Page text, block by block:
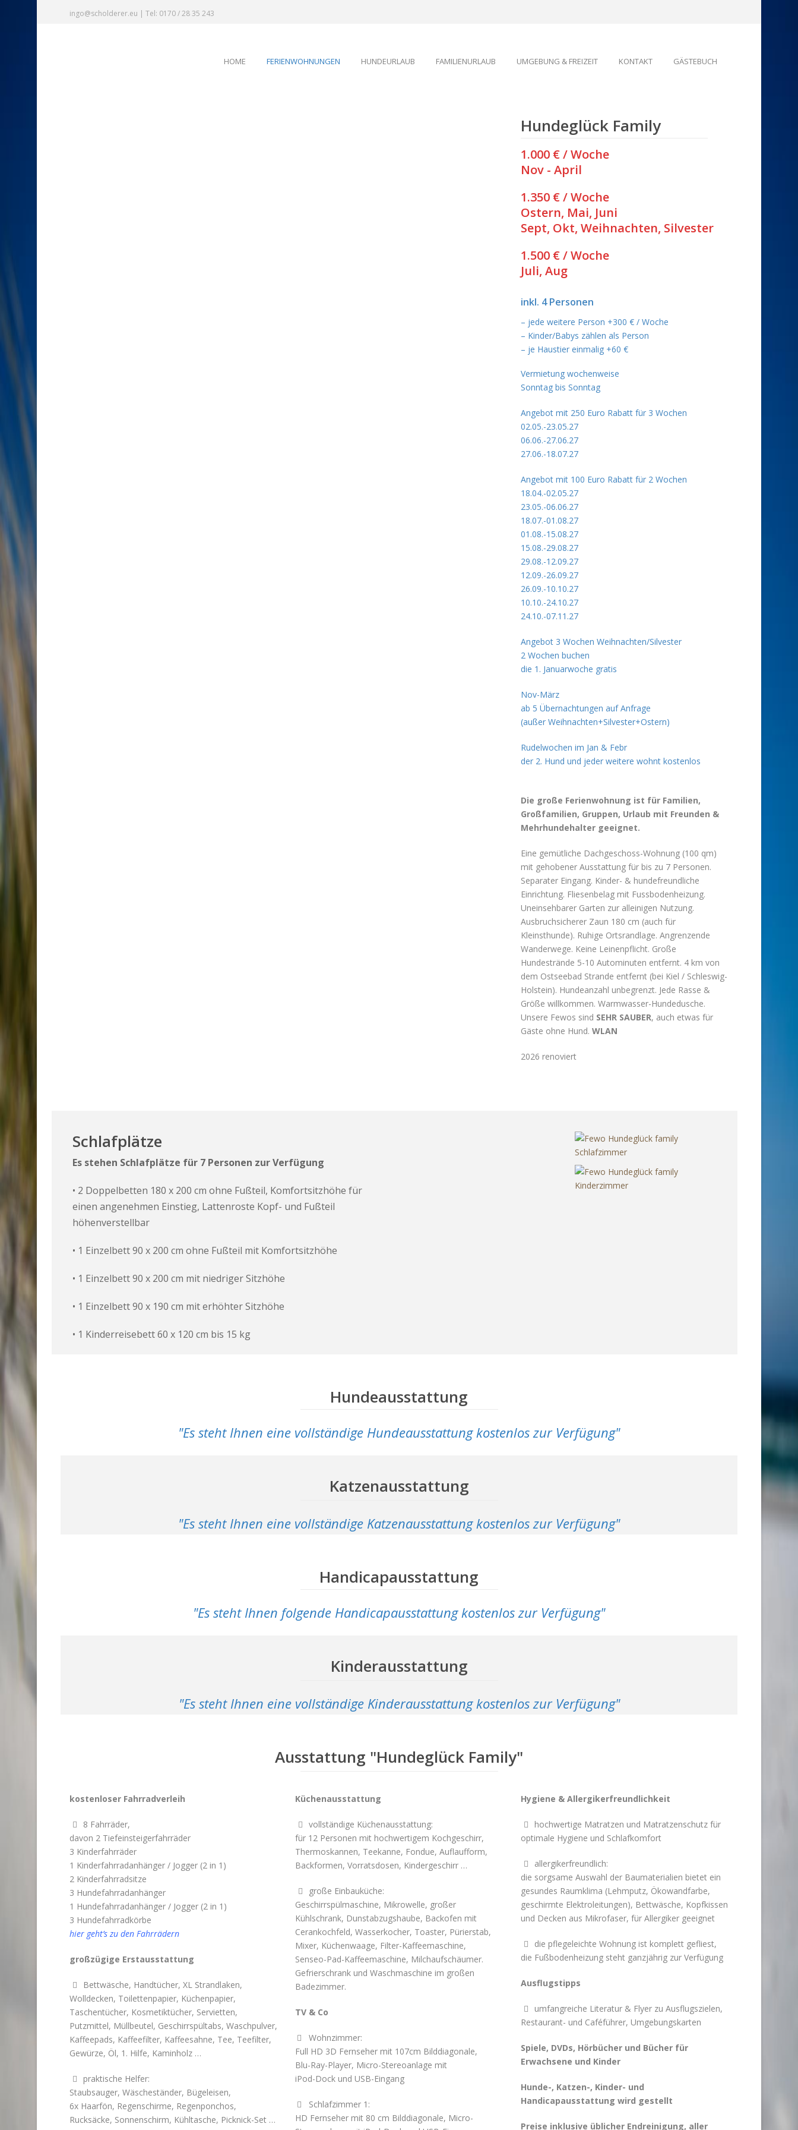
ingo@scholderer.eu | Tel: 0170 / 28 35 243
HOME FERIENWOHNUNGEN HUNDEURLAUB FAMILIENURLAUB UMGEBUNG & FREIZEIT KONTAKT GÄSTEBUCH
Hundeglück Family
1.000 € / Woche
Nov - April
1.350 € / Woche
Ostern, Mai, Juni
Sept, Okt, Weihnachten, Silvester
1.500 € / Woche
Juli, Aug
inkl. 4 Personen
– jede weitere Person +300 € / Woche
– Kinder/Babys zählen als Person
– je Haustier einmalig +60 €
Vermietung wochenweise
Sonntag bis Sonntag
Angebot mit 250 Euro Rabatt für 3 Wochen
02.05.-23.05.27
06.06.-27.06.27
27.06.-18.07.27
Angebot mit 100 Euro Rabatt für 2 Wochen
18.04.-02.05.27
23.05.-06.06.27
18.07.-01.08.27
01.08.-15.08.27
15.08.-29.08.27
29.08.-12.09.27
12.09.-26.09.27
26.09.-10.10.27
10.10.-24.10.27
24.10.-07.11.27
Angebot 3 Wochen Weihnachten/Silvester
2 Wochen buchen
die 1. Januarwoche gratis
Nov-März
ab 5 Übernachtungen auf Anfrage
(außer Weihnachten+Silvester+Ostern)
Rudelwochen im Jan & Febr
der 2. Hund und jeder weitere wohnt kostenlos
Die große Ferienwohnung ist für Familien,
Großfamilien, Gruppen, Urlaub mit Freunden &
Mehrhundehalter geeignet.
Eine gemütliche Dachgeschoss-Wohnung (100 qm)
mit gehobener Ausstattung für bis zu 7 Personen.
Separater Eingang. Kinder- & hundefreundliche
Einrichtung. Fliesenbelag mit Fussbodenheizung.
Uneinsehbarer Garten zur alleinigen Nutzung.
Ausbruchsicherer Zaun 180 cm (auch für
Kleinsthunde). Ruhige Ortsrandlage. Angrenzende
Wanderwege. Keine Leinenpflicht. Große
Hundestrände 5-10 Autominuten entfernt. 4 km von
dem Ostseebad Strande entfernt (bei Kiel / Schleswig-
Holstein). Hundeanzahl unbegrenzt. Jede Rasse &
Größe willkommen. Warmwasser-Hundedusche.
Unsere Fewos sind SEHR SAUBER, auch etwas für
Gäste ohne Hund. WLAN
2026 renoviert
Schlafplätze
Es stehen Schlafplätze für 7 Personen zur Verfügung
• 2 Doppelbetten 180 x 200 cm ohne Fußteil, Komfortsitzhöhe für
einen angenehmen Einstieg, Lattenroste Kopf- und Fußteil
höhenverstellbar
• 1 Einzelbett 90 x 200 cm ohne Fußteil mit Komfortsitzhöhe
• 1 Einzelbett 90 x 200 cm mit niedriger Sitzhöhe
• 1 Einzelbett 90 x 190 cm mit erhöhter Sitzhöhe
• 1 Kinderreisebett 60 x 120 cm bis 15 kg
Hundeausstattung
"Es steht Ihnen eine vollständige Hundeausstattung kostenlos zur Verfügung"
Katzenausstattung
"Es steht Ihnen eine vollständige Katzenausstattung kostenlos zur Verfügung"
Handicapausstattung
"Es steht Ihnen folgende Handicapausstattung kostenlos zur Verfügung"
Kinderausstattung
"Es steht Ihnen eine vollständige Kinderausstattung kostenlos zur Verfügung"
Ausstattung "Hundeglück Family"
kostenloser Fahrradverleih

8 Fahrräder,
davon 2 Tiefeinsteigerfahrräder
3 Kinderfahrräder
1 Kinderfahrradanhänger / Jogger (2 in 1)
2 Kinderfahrradsitze
3 Hundefahrradanhänger
1 Hundefahrradanhänger / Jogger (2 in 1)
3 Hundefahrradkörbe
hier geht’s zu den Fahrrädern
großzügige Erstausstattung

Bettwäsche, Handtücher, XL Strandlaken,
Wolldecken, Toilettenpapier, Küchenpapier,
Taschentücher, Kosmetiktücher, Servietten,
Putzmittel, Müllbeutel, Geschirrspültabs, Waschpulver,
Kaffeepads, Kaffeefilter, Kaffeesahne, Tee, Teefilter,
Gewürze, Öl, 1. Hilfe, Kaminholz …

praktische Helfer:
Staubsauger, Wäscheständer, Bügeleisen,
6x Haarfön, Regenschirme, Regenponchos,
Rucksäcke, Sonnenschirm, Kühltasche, Picknick-Set …
Küchenausstattung

vollständige Küchenausstattung:
für 12 Personen mit hochwertigem Kochgeschirr,
Thermoskannen, Teekanne, Fondue, Auflaufform,
Backformen, Vorratsdosen, Kindergeschirr …

große Einbauküche:
Geschirrspülmaschine, Mikrowelle, großer
Kühlschrank, Dunstabzugshaube, Backofen mit
Cerankochfeld, Wasserkocher, Toaster, Pürierstab,
Mixer, Küchenwaage, Filter-Kaffeemaschine,
Senseo-Pad-Kaffeemaschine, Milchaufschäumer.
Gefrierschrank und Waschmaschine im großen
Badezimmer.
TV & Co

Wohnzimmer:
Full HD 3D Fernseher mit 107cm Bilddiagonale,
Blu-Ray-Player, Micro-Stereoanlage mit
iPod-Dock und USB-Eingang

Schlafzimmer 1:
HD Fernseher mit 80 cm Bilddiagonale, Micro-
Hygiene & Allergikerfreundlichkeit

hochwertige Matratzen und Matratzenschutz für
optimale Hygiene und Schlafkomfort

allergikerfreundlich:
die sorgsame Auswahl der Baumaterialien bietet ein
gesundes Raumklima (Lehmputz, Ökowandfarbe,
geschirmte Elektroleitungen), Bettwäsche, Kopfkissen
und Decken aus Mikrofaser, für Allergiker geeignet

die pflegeleichte Wohnung ist komplett gefliest,
die Fußbodenheizung steht ganzjährig zur Verfügung
Ausflugstipps

umfangreiche Literatur & Flyer zu Ausflugszielen,
Restaurant- und Caféführer, Umgebungskarten
Spiele, DVDs, Hörbücher und Bücher für
Erwachsene und Kinder
Hunde-, Katzen-, Kinder- und
Handicapausstattung wird gestellt
Preise inklusive üblicher Endreinigung, aller